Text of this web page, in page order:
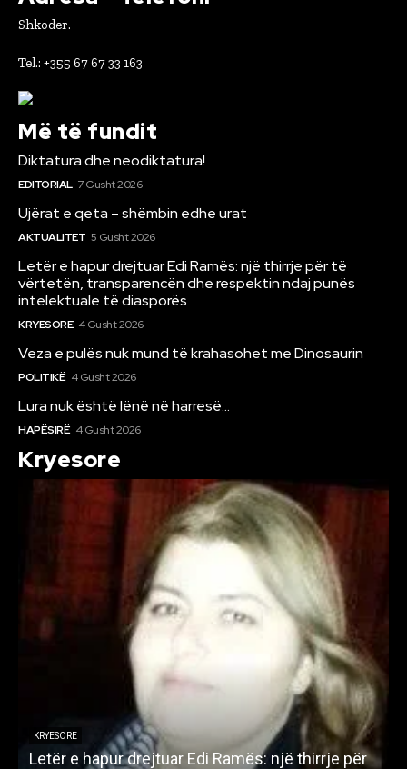
Shkoder.
Tel.: +355 67 67 33 163
Më të fundit
Diktatura dhe neodiktatura!
EDITORIAL 7 Gusht 2026
Ujërat e qeta – shëmbin edhe urat
AKTUALITET 5 Gusht 2026
Letër e hapur drejtuar Edi Ramës: një thirrje për të
vërtetën, transparencën dhe respektin ndaj punës
intelektuale të diasporës
KRYESORE 4 Gusht 2026
Veza e pulës nuk mund të krahasohet me Dinosaurin
POLITIKË 4 Gusht 2026
Lura nuk është lënë në harresë…
HAPËSIRË 4 Gusht 2026
Kryesore
KRYESORE
Letër e hapur drejtuar Edi Ramës: një thirrje për